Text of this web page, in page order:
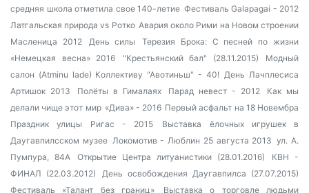
средняя школа отметила свое 140-летие Фестиваль Galapagai - 2012
Латгальская природа vs Ротко Авария около Рими на Новом строении
Масленица 2012
День силы
Терезия Брока: С песней по жизни
«Немецкая весна» 2016
"Крестьянский бал" (28.11.2015)
Модный
салон (Atminu lade) Коллективу "Авотиньш" - 40! День Лачплесиса
Артишок 2013
Полёты в Гималаях Парад невест - 2012
Как мы
делали чище этот мир «Дива» - 2016 Первый асфальт на 18 Новембра
Праздник улицы Ригас - 2015
Выставка ёлочных игрушек в
Даугавпилсском музее Локомотив - Люблин 25 августа 2013 ул. А.
Пумпура, 84А
Открытие Центра литуанистики (28.01.2016)
КВН -
ФИНАЛ (22.03.2012)
День освобождения Даугавпилса (27.07.2015)
Фестиваль «Талант без границ»
Выставка о торговле людьми